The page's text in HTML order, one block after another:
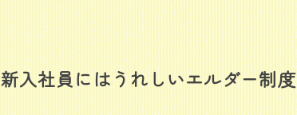
新入社員にはうれしいエルダー制度